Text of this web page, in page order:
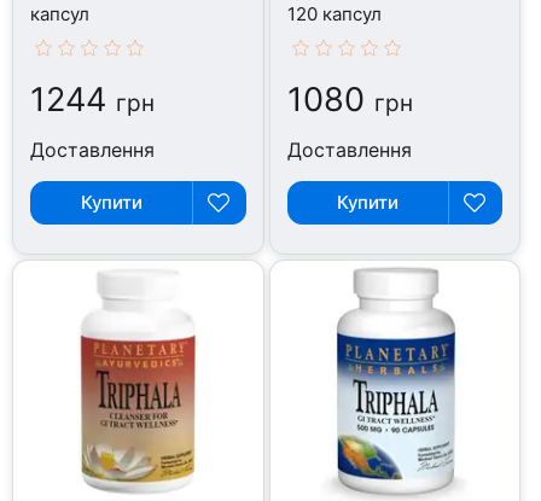
капсул
1244 грн
Доставлення
Купити
120 капсул
1080 грн
Доставлення
Купити